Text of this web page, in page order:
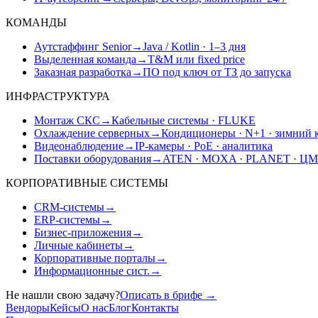
КОМАНДЫ
Аутстаффинг Senior→Java / Kotlin · 1–3 дня
Выделенная команда →T&M или fixed price
Заказная разработка →ПО под ключ от ТЗ до запуска
ИНФРАСТРУКТУРА
Монтаж СКС →Кабельные системы · FLUKE
Охлаждение серверных→Кондиционеры · N+1 · зимний
Видеонаблюдение→IP-камеры · PoE · аналитика
Поставки оборудования→ ATEN · MOXA · PLANET ·
КОРПОРАТИВНЫЕ СИСТЕМЫ
CRM-системы→
ERP-системы→
Бизнес-приложения→
Личные кабинеты→
Корпоративные порталы→
Информационные сист. →
Не нашли свою задачу?Описать в брифе →
ВендорыКейсыО насБлогКонтакты